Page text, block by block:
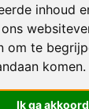
inhoud
om te
komen.
Ik ga akkoord